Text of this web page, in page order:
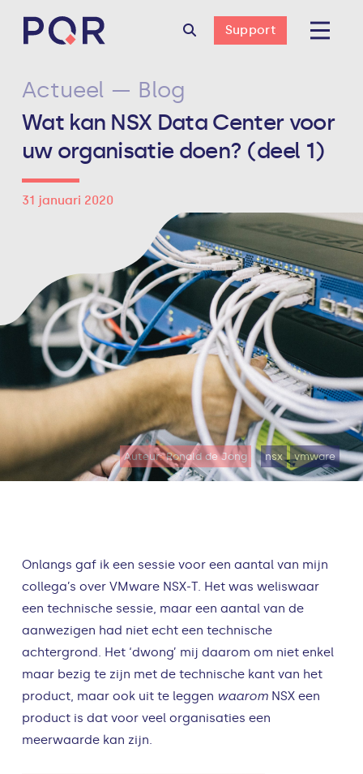
Support
Actueel — Blog
Wat kan NSX Data Center voor
uw organisatie doen? (deel 1)
31 januari 2020
Auteur: Ronald de Jong nsx vmware
Onlangs gaf ik een sessie voor een aantal van mijn
collega’s over VMware NSX-T. Het was weliswaar
een technische sessie, maar een aantal van de
aanwezigen had niet echt een technische
achtergrond. Het ‘dwong’ mij daarom om niet enkel
maar bezig te zijn met de technische kant van het
product, maar ook uit te leggen waaromNSX een
product is dat voor veel organisaties een
meerwaarde kan zijn.